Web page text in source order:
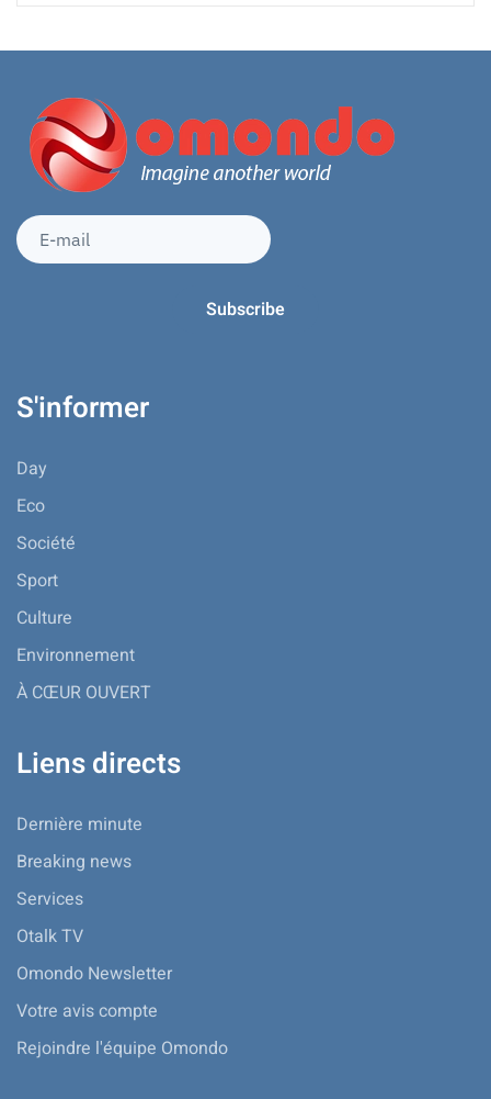
S'informer
Day
Eco
Société
Sport
Culture
Environnement
À CŒUR OUVERT
Liens directs
Dernière minute
Breaking news
Services
Otalk TV
Omondo Newsletter
Votre avis compte
Rejoindre l'équipe Omondo